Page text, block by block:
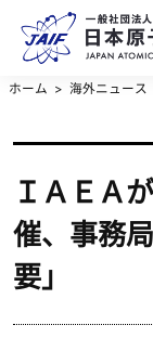
ホーム 海外ニュース
ＩＡＥＡ
催、事務
要」